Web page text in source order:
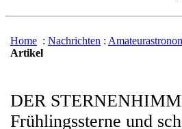
Home : Nachrichten :
Artikel
DER
Frühlingssterne und